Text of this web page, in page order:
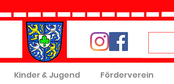
Kinder & Jugend Förderverein